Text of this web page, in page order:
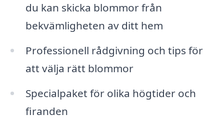
du kan skicka blommor från
bekvämligheten av ditt hem
Professionell rådgivning och tips för
att välja rätt blommor
Specialpaket för olika högtider och
firanden